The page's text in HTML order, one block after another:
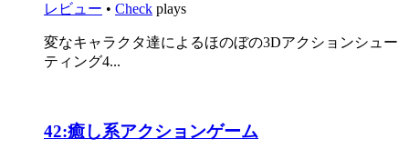
レビュー • Check plays
変なキャラクタ達によるほのぼの3Dアクションシュー
ティング4...
42:癒し系アクションゲーム